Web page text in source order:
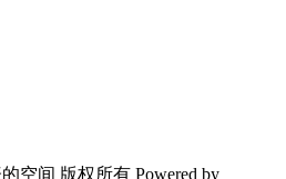
空间 版权所有 Powered by